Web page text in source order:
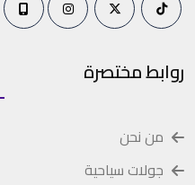
روابط مختصرة
من نحن
جولات سياحية